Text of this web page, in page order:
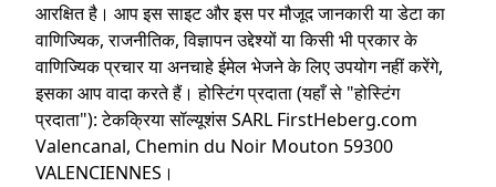
आरक्षित है। आप इस साइट और इस पर मौजूद जानकारी या डेटा का
वाणिज्यिक, राजनीतिक, विज्ञापन उद्देश्यों या किसी भी प्रकार के
वाणिज्यिक प्रचार या अनचाहे ईमेल भेजने के लिए उपयोग नहीं करेंगे,
इसका आप वादा करते हैं। होस्टिंग प्रदाता (यहाँ से "होस्टिंग
प्रदाता"): टेकक्रिया सॉल्यूशंस SARL FirstHeberg.com
Valencanal, Chemin du Noir Mouton 59300
VALENCIENNES।